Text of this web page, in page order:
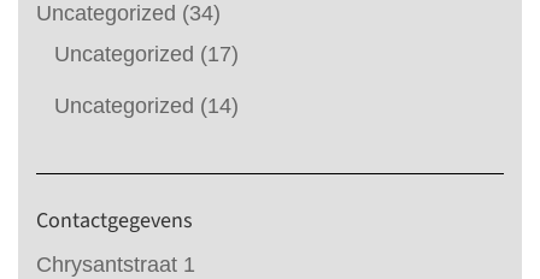
Uncategorized (34)
Uncategorized (17)
Uncategorized (14)
Contactgegevens
Chrysantstraat 1